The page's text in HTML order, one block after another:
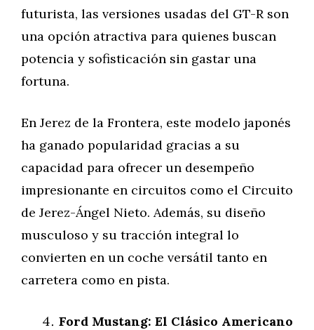
futurista, las versiones usadas del GT-R son
una opción atractiva para quienes buscan
potencia y sofisticación sin gastar una
fortuna.
En Jerez de la Frontera, este modelo japonés
ha ganado popularidad gracias a su
capacidad para ofrecer un desempeño
impresionante en circuitos como el Circuito
de Jerez-Ángel Nieto. Además, su diseño
musculoso y su tracción integral lo
convierten en un coche versátil tanto en
carretera como en pista.
Ford Mustang: El Clásico Americano